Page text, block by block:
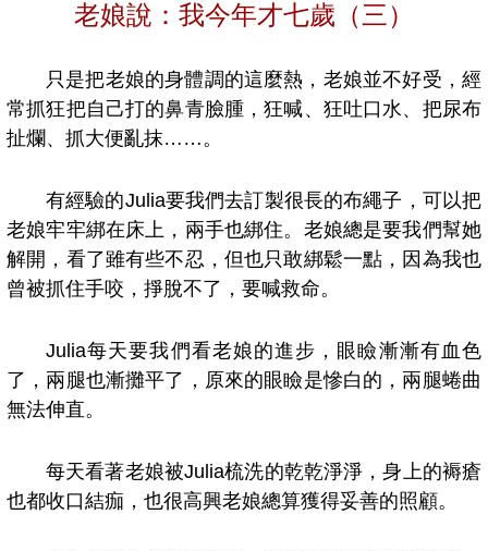
老娘說：我今年才七歲（三）
只是把老娘的身體調的這麼熱，老娘並不好受，經
常抓狂把自己打的鼻青臉腫，狂喊、狂吐口水、把尿布
扯爛、抓大便亂抹……。
有經驗的Julia要我們去訂製很長的布繩子，可以把
老娘牢牢綁在床上，兩手也綁住。老娘總是要我們幫她
解開，看了雖有些不忍，但也只敢綁鬆一點，因為我也
曾被抓住手咬，掙脫不了，要喊救命。
Julia每天要我們看老娘的進步，眼瞼漸漸有血色
了，兩腿也漸攤平了，原來的眼瞼是慘白的，兩腿蜷曲
無法伸直。
每天看著老娘被Julia梳洗的乾乾淨淨，身上的褥瘡
也都收口結痂，也很高興老娘總算獲得妥善的照顧。